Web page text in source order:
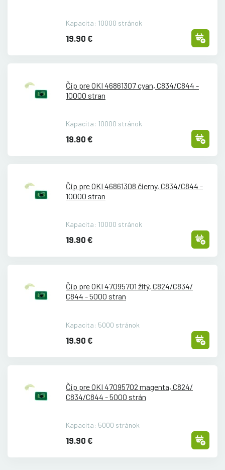
Kapacita: 10000 stránok
19.90 €
Čip pre OKI 46861307 cyan, C834/C844 -
10000 stran
Kapacita: 10000 stránok
19.90 €
Čip pre OKI 46861308 čierny, C834/C844 -
10000 stran
Kapacita: 10000 stránok
19.90 €
Čip pre OKI 47095701 žltý, C824/C834/
C844 - 5000 stran
Kapacita: 5000 stránok
19.90 €
Čip pre OKI 47095702 magenta, C824/
C834/C844 - 5000 strán
Kapacita: 5000 stránok
19.90 €